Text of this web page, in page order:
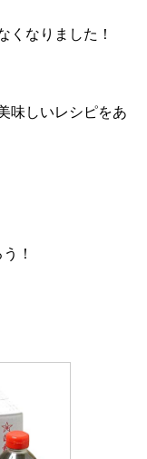
くなりました！
味しいレシピをあ
！